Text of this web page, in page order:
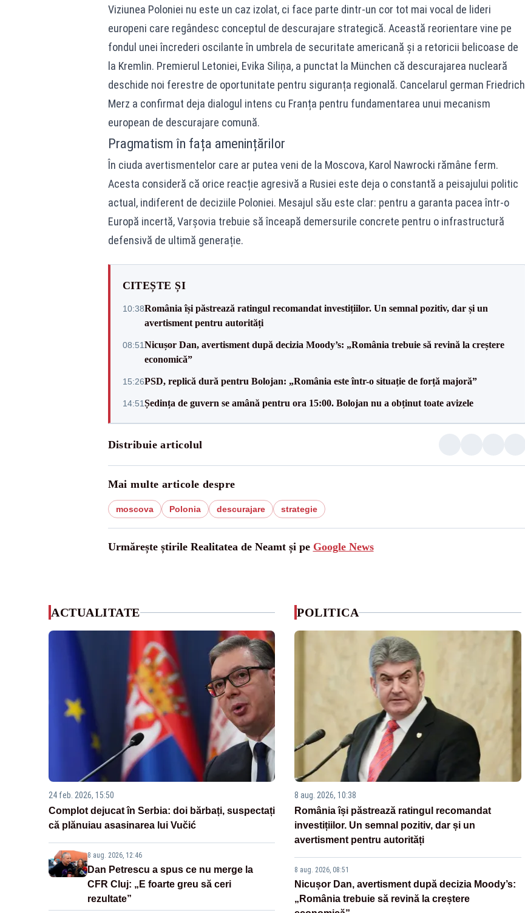
Viziunea Poloniei nu este un caz izolat, ci face parte dintr-un cor tot mai vocal de lideri
europeni care regândesc conceptul de descurajare strategică. Această reorientare vine pe
fondul unei încrederi oscilante în umbrela de securitate americană și a retoricii belicoase de
la Kremlin. Premierul Letoniei, Evika Siliņa, a punctat la München că descurajarea nucleară
deschide noi ferestre de oportunitate pentru siguranța regională. Cancelarul german Friedrich
Merz a confirmat deja dialogul intens cu Franța pentru fundamentarea unui mecanism
european de descurajare comună.
Pragmatism în fața amenințărilor
În ciuda avertismentelor care ar putea veni de la Moscova, Karol Nawrocki rămâne ferm.
Acesta consideră că orice reacție agresivă a Rusiei este deja o constantă a peisajului politic
actual, indiferent de deciziile Poloniei. Mesajul său este clar: pentru a garanta pacea într-o
Europă incertă, Varșovia trebuie să înceapă demersurile concrete pentru o infrastructură
defensivă de ultimă generație.
CITEȘTE ȘI
10:38România își păstrează ratingul recomandat investițiilor. Un semnal pozitiv, dar și un
avertisment pentru autorități
08:51Nicușor Dan, avertisment după decizia Moody’s: „România trebuie să revină la creștere
economică”
15:26PSD, replică dură pentru Bolojan: „România este într-o situație de forță majoră”
14:51Ședința de guvern se amână pentru ora 15:00. Bolojan nu a obținut toate avizele
Distribuie articolul
Mai multe articole despre
moscova Polonia descurajare strategie
Urmărește știrile Realitatea de Neamt și pe Google News
ACTUALITATE
24 feb. 2026, 15:50
Complot dejucat în Serbia: doi bărbați, suspectați
că plănuiau asasinarea lui Vučić
8 aug. 2026, 12:46
Dan Petrescu a spus ce nu merge la
CFR Cluj: „E foarte greu să ceri
rezultate”
POLITICA
8 aug. 2026, 10:38
România își păstrează ratingul recomandat
investițiilor. Un semnal pozitiv, dar și un
avertisment pentru autorități
8 aug. 2026, 08:51
Nicușor Dan, avertisment după decizia Moody’s:
„România trebuie să revină la creștere